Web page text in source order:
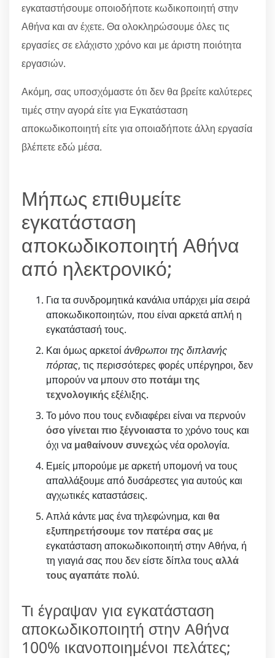
εγκαταστήσουμε οποιοδήποτε κωδικοποιητή στην
Αθήνα και αν έχετε. Θα ολοκληρώσουμε όλες τις
εργασίες σε ελάχιστο χρόνο και με άριστη ποιότητα
εργασιών.
Ακόμη, σας υποσχόμαστε ότι δεν θα βρείτε καλύτερες
τιμές στην αγορά είτε για Εγκατάσταση
αποκωδικοποιητή είτε για οποιαδήποτε άλλη εργασία
βλέπετε εδώ μέσα.
Μήπως επιθυμείτε
εγκατάσταση
αποκωδικοποιητή Αθήνα
από ηλεκτρονικό;
Για τα συνδρομητικά κανάλια υπάρχει μία σειρά
αποκωδικοποιητών, που είναι αρκετά απλή η
εγκατάστασή τους.
Και όμως αρκετοίάνθρωποι της διπλανής
πόρτας, τις περισσότερες φορές υπέργηροι, δεν
μπορούν να μπουν στοποτάμι της
τεχνολογικήςεξέλιξης.
Το μόνο που τους ενδιαφέρει είναι να περνούν
όσο γίνεται πιο ξέγνοιαστατο χρόνο τους και
όχι να μαθαίνουν συνεχώςνέα ορολογία.
Εμείς μπορούμε με αρκετή υπομονή να τους
απαλλάξουμε από δυσάρεστες για αυτούς και
αγχωτικές καταστάσεις.
Απλά κάντε μας ένα τηλεφώνημα, και θα
εξυπηρετήσουμε τον πατέρα σας με
εγκατάσταση αποκωδικοποιητή στην Αθήνα, ή
τη γιαγιά σας που δεν είστε δίπλα τους αλλά
τους αγαπάτε πολύ.
Τι έγραψαν για εγκατάσταση
αποκωδικοποιητή στην Αθήνα
100% ικανοποιημένοι πελάτες;